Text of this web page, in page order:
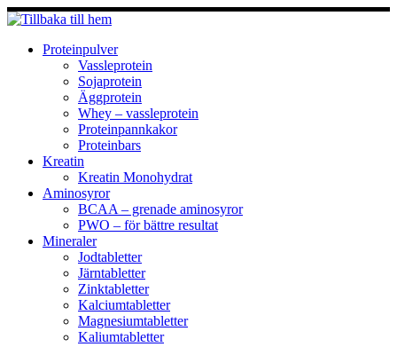
Hoppa
till
innehållProteinpulver
Vassleprotein
Sojaprotein
Äggprotein
Whey – vassleprotein
Proteinpannkakor
Proteinbars
Kreatin
Kreatin Monohydrat
Aminosyror
BCAA – grenade aminosyror
PWO – för bättre resultat
Mineraler
Jodtabletter
Järntabletter
Zinktabletter
Kalciumtabletter
Magnesiumtabletter
Kaliumtabletter